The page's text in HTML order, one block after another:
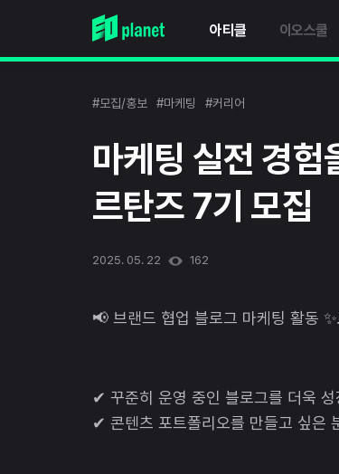
아티클 이오스쿨
#모집/홍보 #마케팅 #커리어
마케팅 실전 경험
르탄즈 7기 모집
2025. 05. 22 162
📢 브랜드 협업 블로그 마케팅 활동 ✨
✔ 꾸준히 운영 중인 블로그를 더욱 성
✔ 콘텐츠 포트폴리오를 만들고 싶은